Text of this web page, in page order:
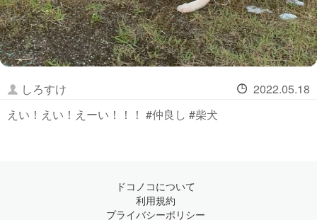
しろすけ
2022.05.18
えい！えい！えーい！！！ #仲良し #柴犬
ドコノコについて
利用規約
プライバシーポリシー